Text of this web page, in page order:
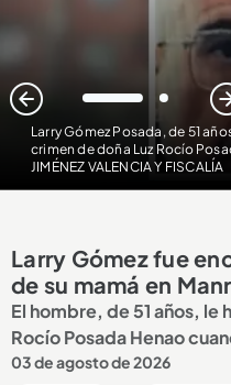
Larry Gómez Posada, de 51
crimen de doña Luz Rocío
JIMÉNEZ VALENCIA Y FISCALÍA
1 2
Larry Gómez fue
de su mamá en
El hombre, de 51 años, le
Rocío Posada Henao
03 de agosto de 2026